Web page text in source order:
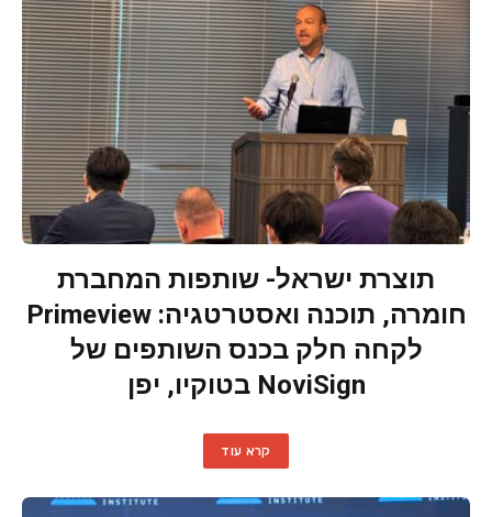
תוצרת ישראל- שותפות המחברת
חומרה, תוכנה ואסטרטגיה: Primeview
לקחה חלק בכנס השותפים של
NoviSign בטוקיו, יפן
קרא עוד